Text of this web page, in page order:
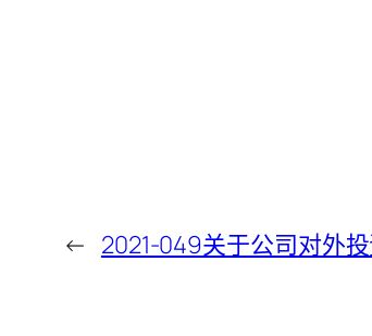
← 2021-049关于公司对外